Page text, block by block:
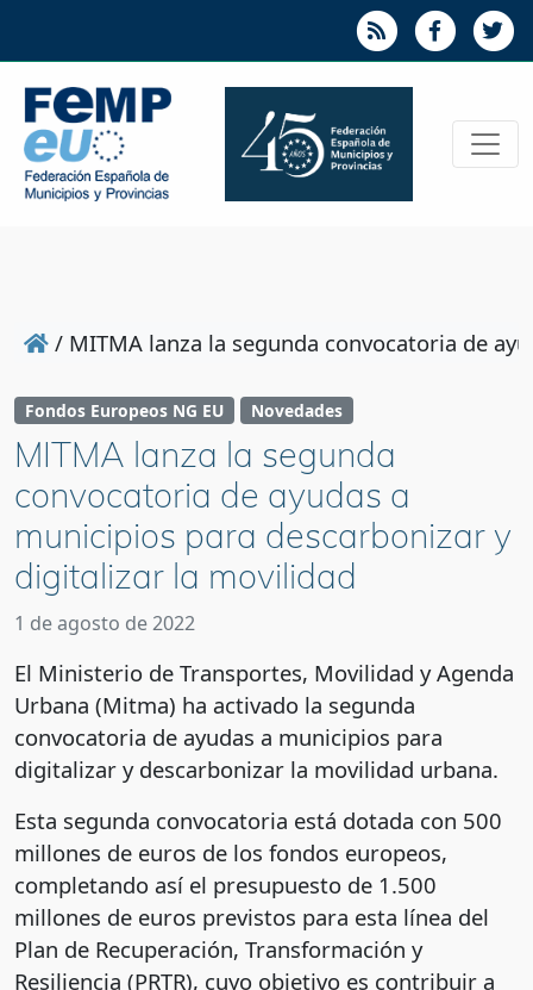
/ MITMA lanza la segunda convocatoria de
Fondos Europeos NG EU Novedades
MITMA lanza la segunda
convocatoria de ayudas a
municipios para descarbonizar y
digitalizar la movilidad
1 de agosto de 2022
El Ministerio de Transportes, Movilidad y Agenda
Urbana (Mitma) ha activado la segunda
convocatoria de ayudas a municipios para
digitalizar y descarbonizar la movilidad urbana.
Esta segunda convocatoria está dotada con 500
millones de euros de los fondos europeos,
completando así el presupuesto de 1.500
millones de euros previstos para esta línea del
Plan de Recuperación, Transformación y
Resiliencia (PRTR), cuyo objetivo es contribuir a